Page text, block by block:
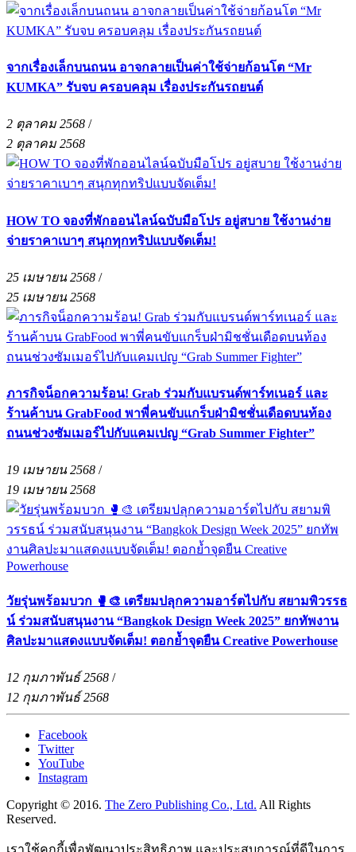
จากเรื่องเล็กบนถนน อาจกลายเป็นค่าใช้จ่ายก้อนโต “Mr
KUMKA” รับจบ ครอบคลุม เรื่องประกันรถยนต์
2 ตุลาคม 2568 /
2 ตุลาคม 2568
HOW TO จองที่พักออนไลน์ฉบับมือโปร อยู่สบาย ใช้งานง่าย
จ่ายราคาเบาๆ สนุกทุกทริปแบบจัดเต็ม!
25 เมษายน 2568 /
25 เมษายน 2568
ภารกิจน็อกความร้อน! Grab ร่วมกับแบรนด์พาร์ทเนอร์ และ
ร้านค้าบน GrabFood พาพี่คนขับแกร็บฝ่ามิชชั่นเดือดบนท้อง
ถนนช่วงซัมเมอร์ไปกับแคมเปญ “Grab Summer Fighter”
19 เมษายน 2568 /
19 เมษายน 2568
วัยรุ่นพร้อมบวก 🥊🎨 เตรียมปลุกความอาร์ตไปกับ สยามพิวรรธ
น์ ร่วมสนับสนุนงาน “Bangkok Design Week 2025” ยกทัพงาน
ศิลปะมาแสดงแบบจัดเต็ม! ตอกย้ำจุดยืน Creative Powerhouse
12 กุมภาพันธ์ 2568 /
12 กุมภาพันธ์ 2568
Facebook
Twitter
YouTube
Instagram
Copyright © 2016. The Zero Publishing Co., Ltd. All Rights
Reserved.
เราใช้คุกกี้เพื่อพัฒนาประสิทธิภาพ และประสบการณ์ที่ดีในการ